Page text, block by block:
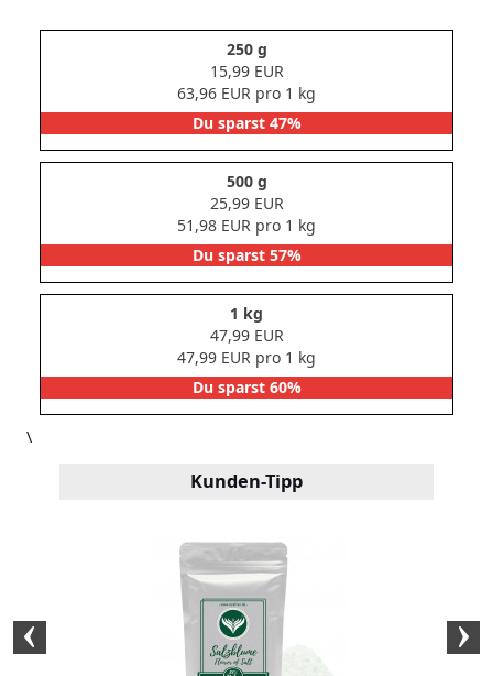
250 g
15,99 EUR
63,96 EUR pro 1 kg
Du sparst 47%
500 g
25,99 EUR
51,98 EUR pro 1 kg
Du sparst 57%
1 kg
47,99 EUR
47,99 EUR pro 1 kg
Du sparst 60%
\
Kunden-Tipp